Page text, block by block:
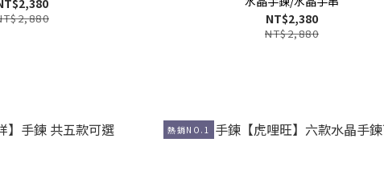
NT$2,380
NT$2,880
熱銷NO.1